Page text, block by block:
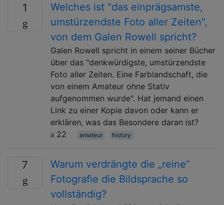
1
Welches ist "das einprägsamste,
umstürzendste Foto aller Zeiten",
von dem Galen Rowell spricht?
Galen Rowell spricht in einem seiner Bücher
über das "denkwürdigste, umstürzendste
Foto aller Zeiten. Eine Farblandschaft, die
von einem Amateur ohne Stativ
aufgenommen wurde". Hat jemand einen
Link zu einer Kopie davon oder kann er
erklären, was das Besondere daran ist?
22
amateur history
7
Warum verdrängte die „reine“
Fotografie die Bildsprache so
vollständig?